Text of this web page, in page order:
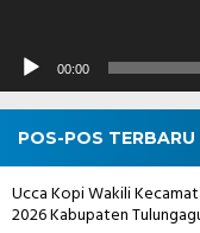
00:00
POS-POS TERBARU
Ucca Kopi Wakili
2026 Kabupaten